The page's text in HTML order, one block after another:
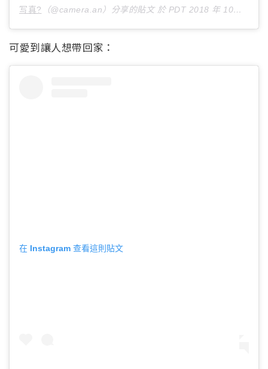
写真? （@camera.an）分享的貼文 於 PDT 2018 年 10月 月 27 日 上午 6:08
可愛到讓人想帶回家：
在 Instagram 查看這則貼文